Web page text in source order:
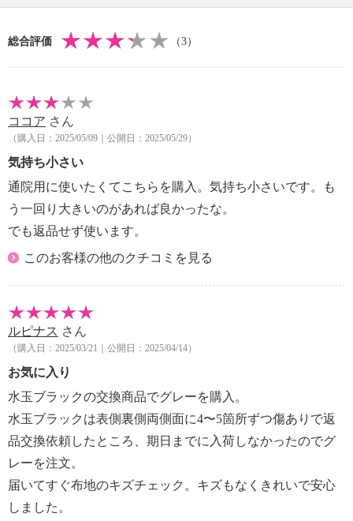
・Ａ４サイズ：不可
・約２３０ｇ
【個体差あり】
【原産国（地）】
・中国製
総合評価 （3）
ココア さん
（購入日：2025/05/09｜公開日：2025/05/29）
気持ち小さい
通院用に使いたくてこちらを購入。気持ち小さいです。も
う一回り大きいのがあれば良かったな。
でも返品せず使います。
このお客様の他のクチコミを見る
ルピナス さん
（購入日：2025/03/21｜公開日：2025/04/14）
お気に入り
水玉ブラックの交換商品でグレーを購入。
水玉ブラックは表側裏側両側面に4〜5箇所ずつ傷ありで返
品交換依頼したところ、期日までに入荷しなかったのでグ
レーを注文。
届いてすぐ布地のキズチェック。キズもなくきれいで安心
しました。